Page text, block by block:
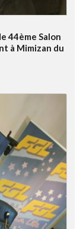
44ème Salon
à Mimizan du